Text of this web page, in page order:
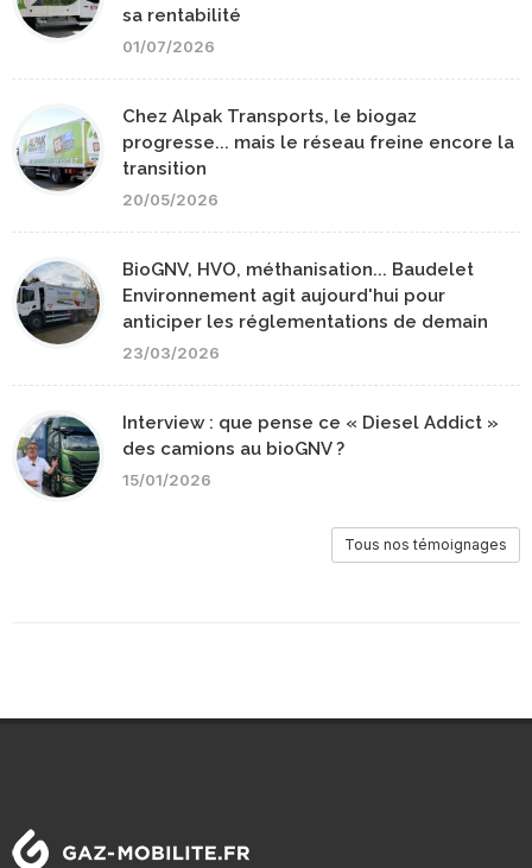
sa rentabilité
01/07/2026
Chez Alpak Transports, le biogaz
progresse... mais le réseau freine encore la
transition
20/05/2026
BioGNV, HVO, méthanisation... Baudelet
Environnement agit aujourd'hui pour
anticiper les réglementations de demain
23/03/2026
Interview : que pense ce « Diesel Addict »
des camions au bioGNV ?
15/01/2026
Tous nos témoignages